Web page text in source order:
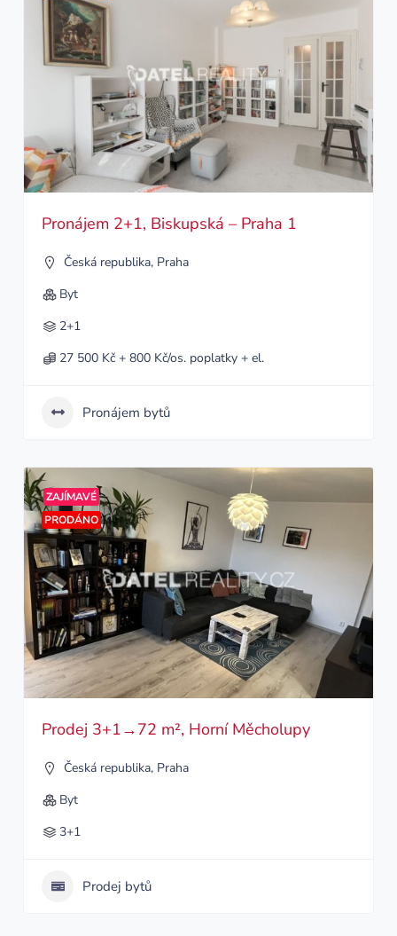
Pronájem 2+1, Biskupská – Praha 1
Česká republika, Praha
Byt
2+1
27 500 Kč + 800 Kč/os. poplatky + el.
Pronájem bytů
ZAJÍMAVÉ
PRODÁNO
Prodej 3+1→72 m², Horní Měcholupy
Česká republika, Praha
Byt
3+1
Prodej bytů